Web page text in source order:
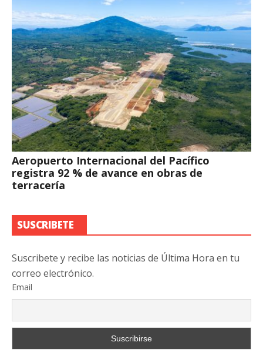
Aeropuerto Internacional del Pacífico
registra 92 % de avance en obras de
terracería
SUSCRIBETE
Suscribete y recibe las noticias de Última Hora en tu
correo electrónico.
Email